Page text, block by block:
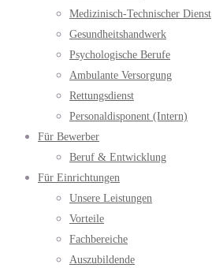
Medizinisch-Technischer Dienst
Gesundheitshandwerk
Psychologische Berufe
Ambulante Versorgung
Rettungsdienst
Personaldisponent (Intern)
Für Bewerber
Beruf & Entwicklung
Für Einrichtungen
Unsere Leistungen
Vorteile
Fachbereiche
Auszubildende